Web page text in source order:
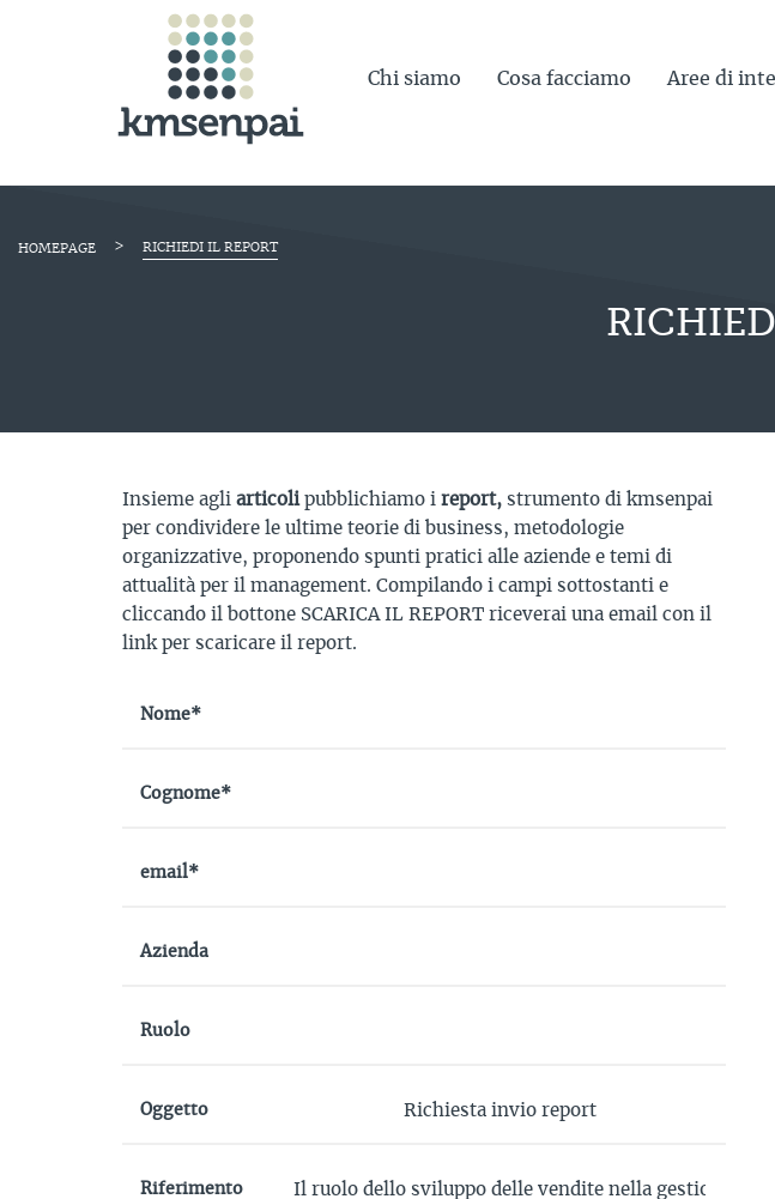
Chi siamo Cosa facciamo Aree di
HOMEPAGE > RICHIEDI IL REPORT
Insieme agli articolipubblichiamo i report, strumento di kmsenpai
per condividere le ultime teorie di business, metodologie
organizzative, proponendo spunti pratici alle aziende e temi di
attualità per il management. Compilando i campi sottostanti e
cliccando il bottone SCARICA IL REPORT riceverai una email con il
link per scaricare il report.
Nome*
Cognome*
email*
Azienda
Ruolo
Oggetto
Riferimento